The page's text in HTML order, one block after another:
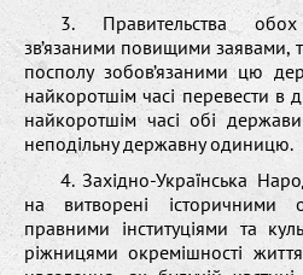
3. Правительства
зв’язаними повищими заявами,
посполу зобов’язаними цю
найкоротшім часі перевести в
найкоротшім часі обі
неподільну державну одиницю.
4. Західно-Українська
на витворені історичними
правними інституціями та
ріжницями окремішності